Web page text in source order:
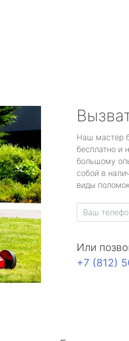
Наш мастер
бесплатно и
большому
собой в
виды
Или
+7 (812)